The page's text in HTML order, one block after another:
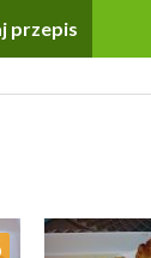
przepis